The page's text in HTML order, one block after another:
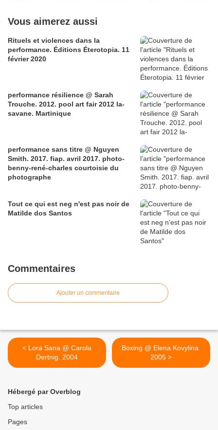
Vous aimerez aussi
Rituels et violences dans la
performance. Éditions Éterotopia. 11
février 2020
performance résilience @ Sarah
Trouche. 2012. pool art fair 2012 la-
savane. Martinique
performance sans titre @ Nguyen
Smith. 2017. fiap. avril 2017. photo-
benny-rené-charles courtoisie du
photographe
Tout ce qui est neg n'est pas noir de
Matilde dos Santos
Commentaires
Ajouter un commentaire
< Lora Sana @ Carola
Dertnig. 2004
Boxing @ Elena Kovylina.
2005 >
Hébergé par Overblog
Top articles
Pages